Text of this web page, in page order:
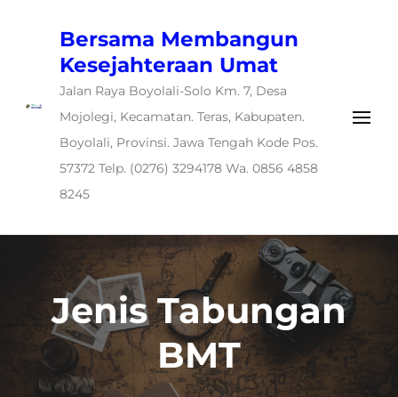
Bersama Membangun
Kesejahteraan Umat
Jalan Raya Boyolali-Solo Km. 7, Desa
Mojolegi, Kecamatan. Teras, Kabupaten.
Boyolali, Provinsi. Jawa Tengah Kode Pos.
57372 Telp. (0276) 3294178 Wa. 0856 4858
8245
Jenis Tabungan
BMT